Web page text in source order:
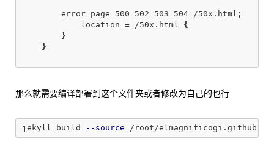
        error_page 500 502 503 504 /50x.html
;
            location
= /50x.html {
}
}
那么就需要编译部署到这个文件夹或者修改为自己的也行
jekyll build --source /root/